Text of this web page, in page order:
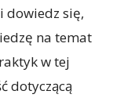
dowiedz się,
na temat
w tej
dotyczącą